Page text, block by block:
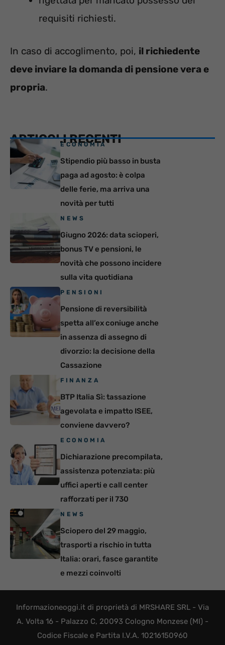
requisiti richiesti.
In caso di accoglimento, poi, il richiedente
deve inviare la domanda di pensione vera e
propria.
ARTICOLI RECENTI
ECONOMIA
Stipendio più basso in busta
paga ad agosto: è colpa
delle ferie, ma arriva una
novità per tutti
NEWS
Giugno 2026: data scioperi,
bonus TV e pensioni, le
novità che possono incidere
sulla vita quotidiana
PENSIONI
Pensione di reversibilità
spetta all’ex coniuge anche
in assenza di assegno di
divorzio: la decisione della
Cassazione
FINANZA
BTP Italia Sì: tassazione
agevolata e impatto ISEE,
conviene davvero?
ECONOMIA
Dichiarazione precompilata,
assistenza potenziata: più
uffici aperti e call center
rafforzati per il 730
NEWS
Sciopero del 29 maggio,
trasporti a rischio in tutta
Italia: orari, fasce garantite
e mezzi coinvolti
Informazioneoggi.it di proprietà di MRSHARE SRL - Via
A. Volta 16 - Palazzo C, 20093 Cologno Monzese (MI) -
Codice Fiscale e Partita I.V.A. 10216150960